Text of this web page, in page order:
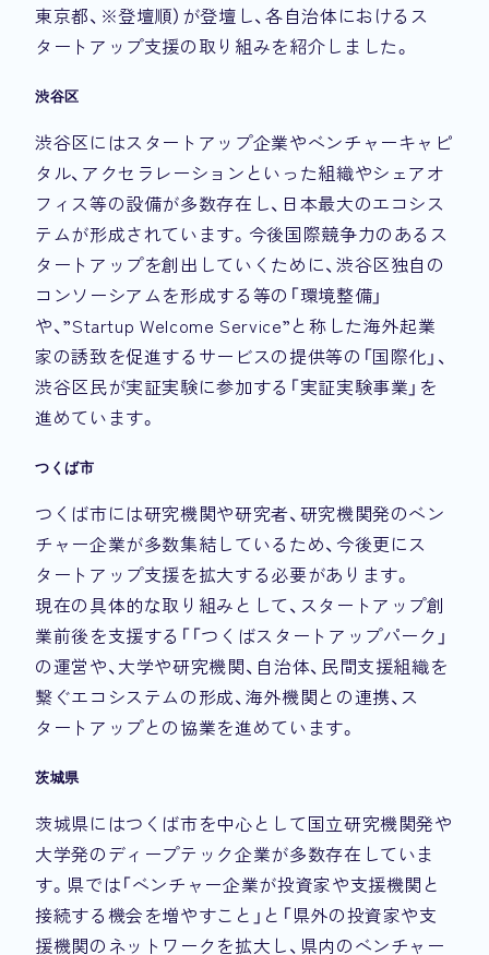
東京都、※登壇順）が登壇し、各自治体におけるス
タートアップ支援の取り組みを紹介しました。
渋谷区
渋谷区にはスタートアップ企業やベンチャーキャピ
タル、アクセラレーションといった組織やシェアオ
フィス等の設備が多数存在し、日本最大のエコシス
テムが形成されています。今後国際競争力のあるス
タートアップを創出していくために、渋谷区独自の
コンソーシアムを形成する等の「環境整備」
や、”Startup Welcome Service”と称した海外起業
家の誘致を促進するサービスの提供等の「国際化」、
渋谷区民が実証実験に参加する「実証実験事業」を
進めています。
つくば市
つくば市には研究機関や研究者、研究機関発のベン
チャー企業が多数集結しているため、今後更にス
タートアップ支援を拡大する必要があります。
現在の具体的な取り組みとして、スタートアップ創
業前後を支援する「「つくばスタートアップパーク」
の運営や、大学や研究機関、自治体、民間支援組織を
繋ぐエコシステムの形成、海外機関との連携、ス
タートアップとの協業を進めています。
茨城県
茨城県にはつくば市を中心として国立研究機関発や
大学発のディープテック企業が多数存在していま
す。県では「ベンチャー企業が投資家や支援機関と
接続する機会を増やすこと」と「県外の投資家や支
援機関のネットワークを拡大し、県内のベンチャー